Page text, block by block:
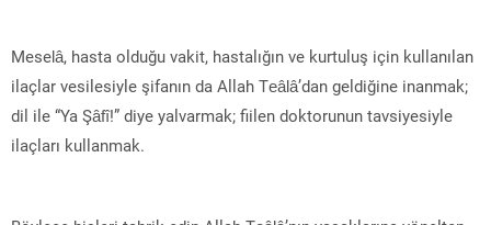
Meselâ, hasta olduğu vakit, hastalığın ve kurtuluş için kullanılan
ilaçlar vesilesiyle şifanın da Allah Teâlâ’dan geldiğine inanmak;
dil ile “Ya Şâfî!” diye yalvarmak; fiilen doktorunun tavsiyesiyle
ilaçları kullanmak.